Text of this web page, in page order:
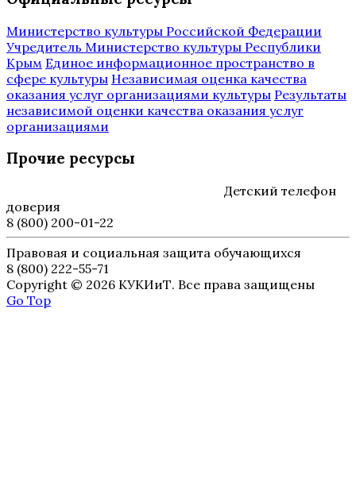
Министерство культуры Российской Федерации
Учредитель Министерство культуры Республики
Крым Единое информационное пространство в
сфере культуры Независимая оценка качества
оказания услуг организациями культуры Результаты
независимой оценки качества оказания услуг
организациями
Прочие ресурсы
Детский телефон
доверия
8 (800) 200-01-22
Правовая и социальная защита обучающихся
8 (800) 222-55-71
Copyright © 2026 КУКИиТ. Все права защищены
Go Top